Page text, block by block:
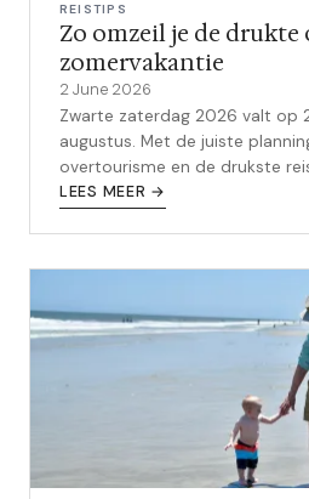
REISTIPS
Zo omzeil je de drukte
zomervakantie
2 June 2026
Zwarte zaterdag 2026 valt op
augustus. Met de juiste
overtourisme en de drukste
LEES MEER →